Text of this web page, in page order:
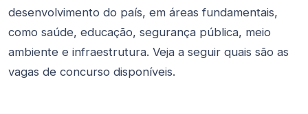
desenvolvimento do país, em áreas fundamentais,
como saúde, educação, segurança pública, meio
ambiente e infraestrutura. Veja a seguir quais são as
vagas de concurso disponíveis.